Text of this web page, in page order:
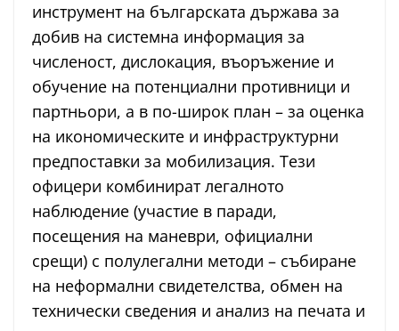
инструмент на българската държава за
добив на системна информация за
численост, дислокация, въоръжение и
обучение на потенциални противници и
партньори, а в по-широк план – за оценка
на икономическите и инфраструктурни
предпоставки за мобилизация. Тези
офицери комбинират легалното
наблюдение (участие в паради,
посещения на маневри, официални
срещи) с полулегални методи – събиране
на неформални свидетелства, обмен на
технически сведения и анализ на печата и